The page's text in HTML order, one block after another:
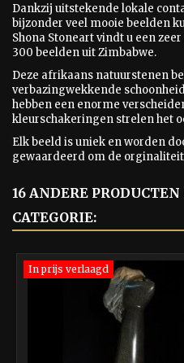
Dankzij uitstekende lokale
bijzonder veel mooie beelden
Shona Stoneart vindt u een
300 beelden uit Zimbabwe.
Deze afrikaans natuurstenen
verbazingwekkende
hebben een enorme
kleurschakeringen strelen het
Elk beeld is uniek en worden
gewaardeerd om de
16 ANDERE
CATEGORIE:
In prijs verlaagd